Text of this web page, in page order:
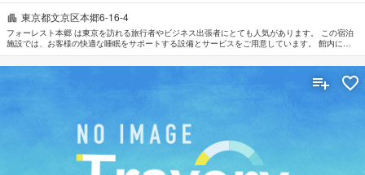
東京都文京区本郷6-16-4
フォーレスト本郷 は東京を訪れる旅行者やビジネス出張者にとても人気があります。 この宿泊
施設では、お客様の快適な睡眠をサポートする設備とサービスをご用意しています。 館内には
全室Wi-Fi無料, バリアフリー設備, 駐車場, レストラン, ランドリーサービスなどの施設をご用意
しています。 ルームタイプにより禁煙ルーム, エアコン, 書斎デスク, 電話, インターネット
（LAN）などの設備が整った客室をご用意しています。 マッサージなどのリラクゼーション施
設をご満喫ください。 便利な立地に位置するフォーレスト本郷は快適なサービスをご提供して